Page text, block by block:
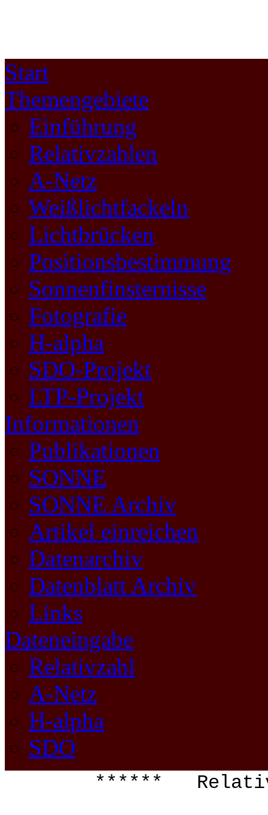
Start
Themengebiete
Einführung
Relativzahlen
A-Netz
Weißlichtfackeln
Lichtbrücken
Positionsbestimmung
Sonnenfinsternisse
Fotografie
H-alpha
SDO-Projekt
LTP-Projekt
Informationen
Publikationen
SONNE
SONNE Archiv
Artikel einreichen
Datenarchiv
Datenblatt Archiv
Links
Dateneingabe
Relativzahl
A-Netz
H-alpha
SDO
******